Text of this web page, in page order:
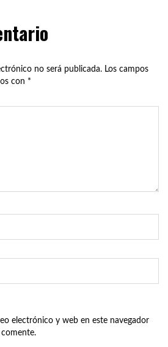
no será publicada. Los campos
con *
electrónico y web en este navegador